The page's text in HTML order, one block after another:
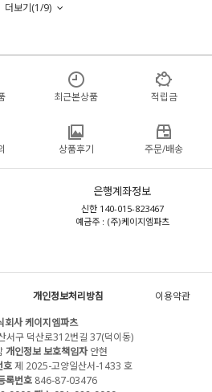
더보기(1/9)
최근본상품 적립금
상품후기 주문/배송
은행계좌정보
신한 140-015-823467
예금주 : (주)케이지엠파츠
개인정보처리방침
이용약관
회사 케이지엠파츠
서구 덕산로312번길 37(덕이동)
개인정보 보호책임자안현
호제 2025-고양일산서-1433 호
록번호846-87-03476